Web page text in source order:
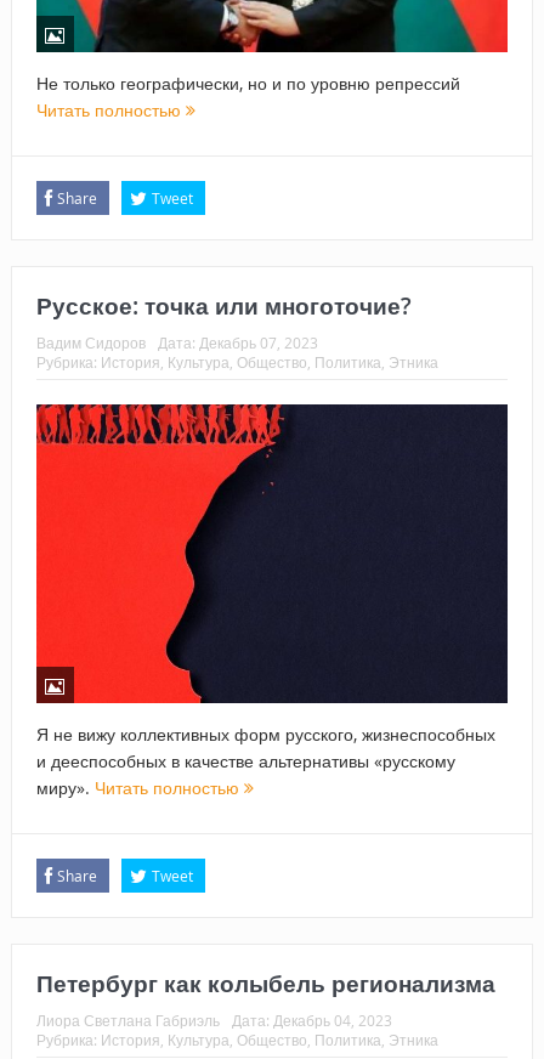
Не только географически, но и по уровню репрессий
Читать полностью
Share Tweet
Русское: точка или многоточие?
Вадим Сидоров Дата: Декабрь 07, 2023
Рубрика: История Культура Общество Политика Этника
Я не вижу коллективных форм русского, жизнеспособных
и дееспособных в качестве альтернативы «русскому
миру». Читать полностью
Share Tweet
Петербург как колыбель регионализма
Лиора Светлана Габриэль Дата: Декабрь 04, 2023
Рубрика: История, Культура, Общество, Политика, Этника